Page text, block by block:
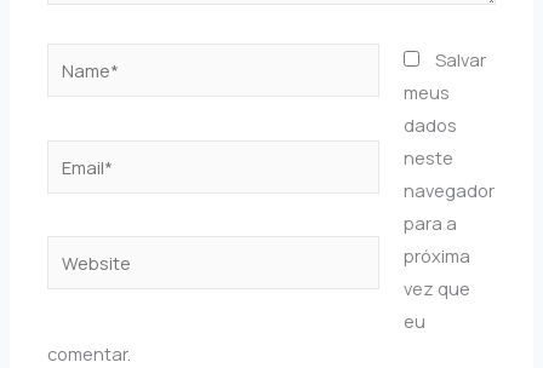
Salvar
meus
dados
neste
navegador
para a
próxima
vez que
eu
comentar.